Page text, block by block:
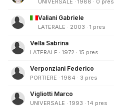
UNIVERSALE · 1988 · 0 pres
Valiani Gabriele
LATERALE · 2003 · 1 pres
Vella Sabrina
LATERALE · 1972 · 15 pres
Verponziani Federico
PORTIERE · 1984 · 3 pres
Vigliotti Marco
UNIVERSALE · 1993 · 14 pres